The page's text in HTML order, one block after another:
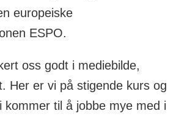
europeiske
ESPO.
oss godt i mediebilde,
Her er vi på stigende kurs og
kommer til å jobbe mye med i